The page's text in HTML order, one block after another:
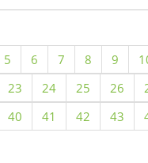
5 6 7 8 9
23 24 25 26
40 41 42 43